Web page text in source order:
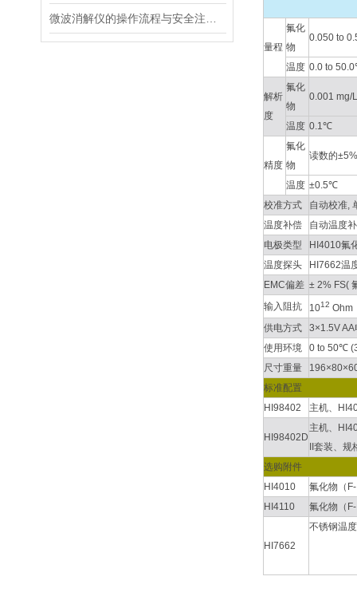
量程
氟化
物
0.050 to
温度 0.0 to
解析
度
氟化
物
0.001 mg/
温度 0.1℃
精度
氟化
物
读数的
温度 ±0.5℃
校准方式
自动校准,
温度补偿
自动温度
电极类型
HI4010氟
温度探头
HI7662温
EMC偏差 ± 2% FS(
输入阻抗
1012 Ohm
供电方式
3×1.5V AA
使用环境
0 to 50℃
尺寸重量
标准配置
HI98402
主机、
HI98402D
主机、
II套装、
选购附件
HI4010
氟化物（
HI4110
氟化物（
HI7662
不锈钢温